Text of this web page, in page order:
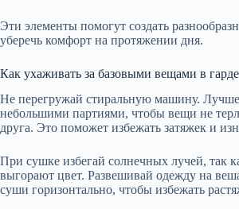
Эти элементы помогут создать
уберечь комфорт на протяжении дня.
Как ухаживать за базовыми вещами в
Не перегружай стиральную машину. Лучше
небольшими партиями, чтобы вещи не
друга. Это поможет избежать затяжек и
При сушке избегай солнечных лучей, так
выгорают цвет. Развешивай одежду на
суши горизонтально, чтобы избежать